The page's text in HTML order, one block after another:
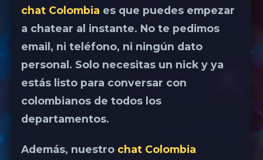
chat Colombia es que puedes empezar
a chatear al instante. No te pedimos
email, ni teléfono, ni ningún dato
personal. Solo necesitas un nick y ya
estás listo para conversar con
colombianos de todos los
departamentos.
Además, nuestro chat Colombia